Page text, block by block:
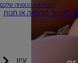
מצאו את הנוסחה שלכם
לאיתור מרפאה או חנות
עיון